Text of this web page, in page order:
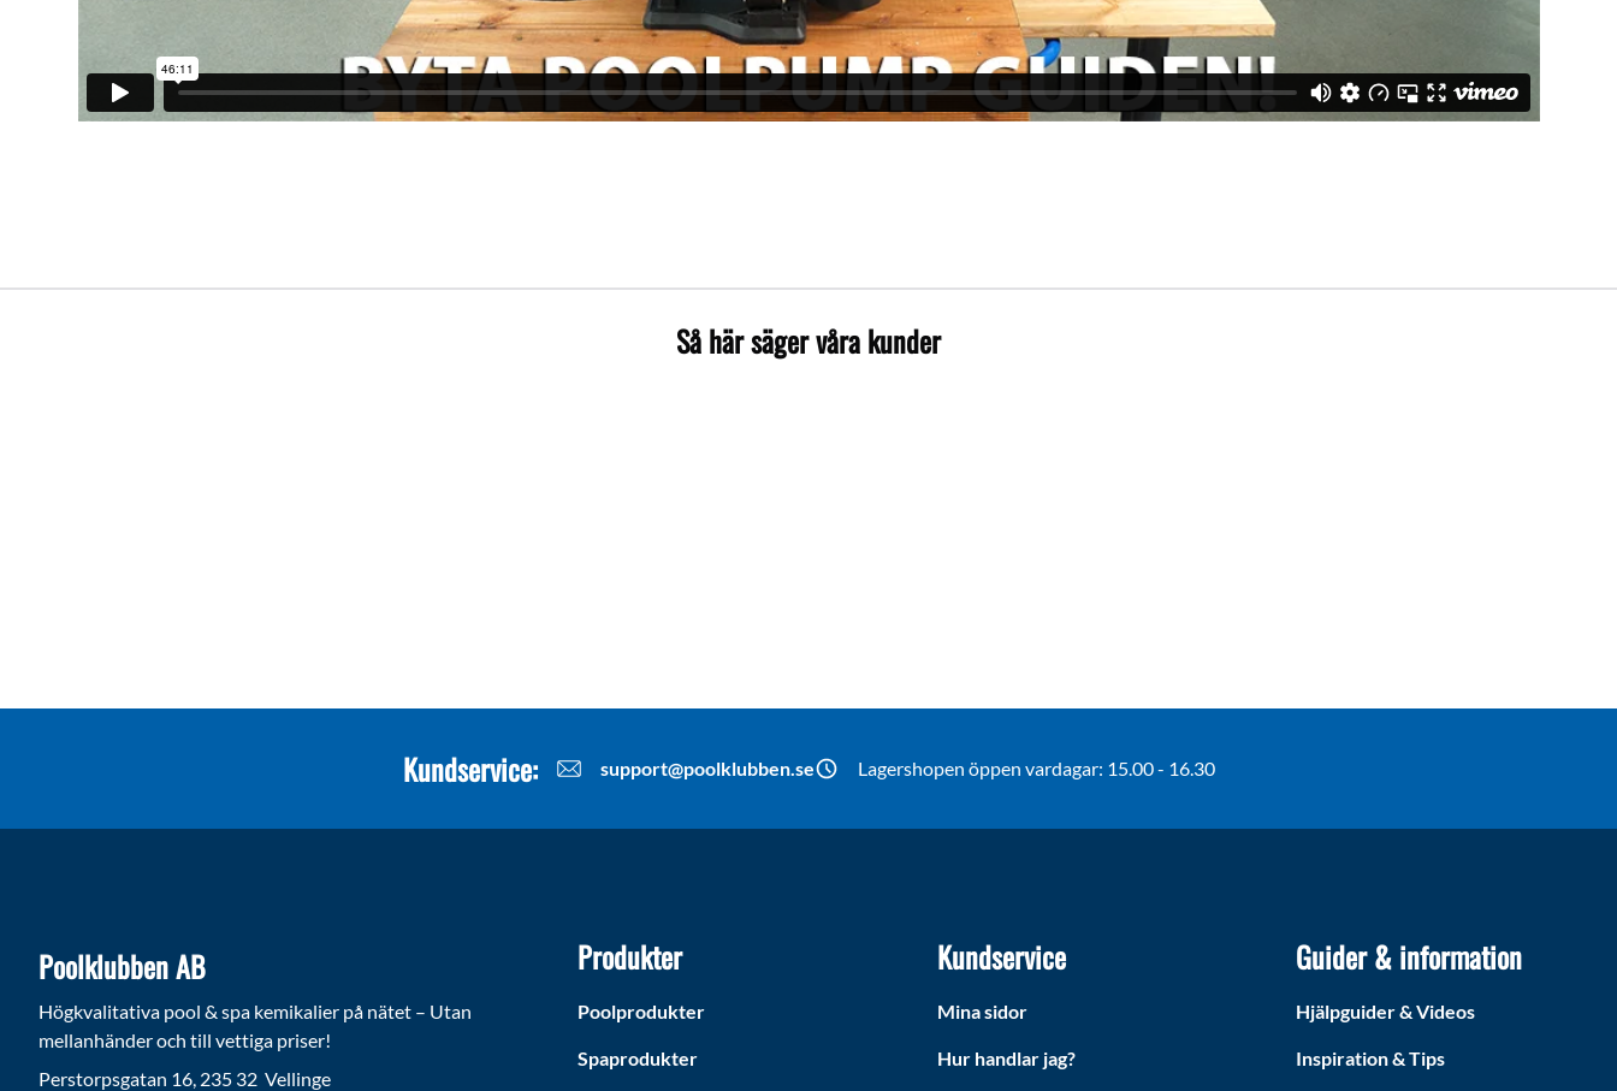
Så här säger våra kunder
Kundservice: support@poolklubben.se Lagershopen öppen vardagar: 15.00 - 16.30
Poolklubben AB
Högkvalitativa pool & spa kemikalier på nätet – Utan
mellanhänder och till vettiga priser!
Perstorpsgatan 16, 235 32 Vellinge
Produkter
Poolprodukter
Spaprodukter
Guider & information
Hjälpguider & Videos
Inspiration & Tips
Kundservice
Mina sidor
Hur handlar jag?